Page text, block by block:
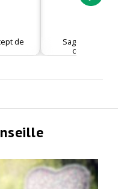
de
Sagesse - Un
comment